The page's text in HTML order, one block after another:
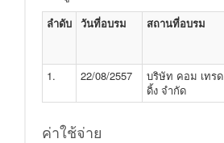
ลำดับ วันที่อบรม สถานที่อบรม
1.
22/08/2557
บริษัท คอม เทรด
ดิ้ง จำกัด
ค่าใช้จ่าย